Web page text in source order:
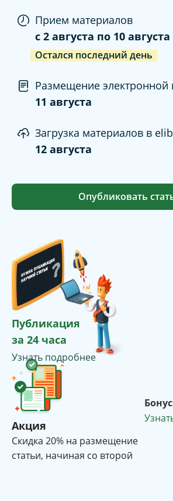
Прием материалов
c 2 августа по 10 августа
Остался последний день
Размещение электронной
11 августа
Загрузка материалов в
12 августа
Опубликовать
Публикация
за 24 часа
Узнать подробнее
Акция
Cкидка 20% на размещение
статьи, начиная со второй